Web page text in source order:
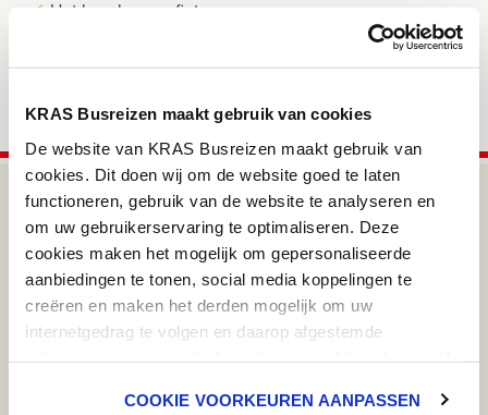
KRAS Busreizen maakt gebruik van cookies
De website van KRAS Busreizen maakt gebruik van
cookies. Dit doen wij om de website goed te laten
functioneren, gebruik van de website te analyseren en
om uw gebruikerservaring te optimaliseren. Deze
cookies maken het mogelijk om gepersonaliseerde
aanbiedingen te tonen, social media koppelingen te
creëren en maken het derden mogelijk om uw
internetgedrag te volgen en daarop afgestemde
te passen. U klikt dan op 'cookie voorkeuren aanpassen'.
COOKIE VOORKEUREN AANPASSEN
Het beschreven fietsprogramma
Bijdragen Calamiteitenfonds & SGR
Mis onze nieuwtjes en leuke acties niet!
Ja, ik wil nieuwsbrieven van KRAS Busreizen ontvangen
Naam: